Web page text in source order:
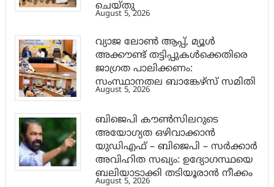
ചെയ്തു
August 5, 2026
വ്യാജ ലോൺ ആപ്പ്, മ്യൂൾ
അക്കൗണ്ട് തട്ടിപ്പുകൾക്കെതിരെ
ജാ​ഗ്രത പാലിക്കണം:
സംസ്ഥാനതല ബാങ്കേഴ്സ് സമിതി
August 5, 2026
ബിജെപി കൗൺസിലറുടെ
അയോഗ്യത ഒഴിവാക്കാൻ
യുഡിഎഫ് – ബിജെപി – സർക്കാർ
അവിഹിത സഖ്യം: ഉദ്യോഗസ്ഥയെ
ബലിയാടാക്കി തടിയൂരാൻ നീക്കം
August 5, 2026